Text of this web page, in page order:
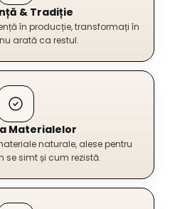
& Tradiție
în producție, transformați în
arată ca restul.
Materialelor
naturale, alese pentru
se simt și cum rezistă.